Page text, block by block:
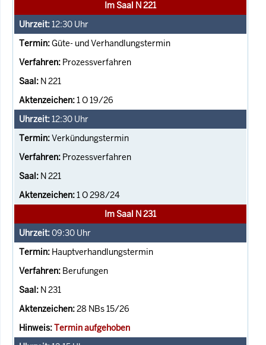
Im Saal N 221
12:30 Uhr
Güte- und Verhandlungstermin
Prozessverfahren
N 221
1 O 19/26
12:30 Uhr
Verkündungstermin
Prozessverfahren
N 221
1 O 298/24
Im Saal N 231
09:30 Uhr
Hauptverhandlungstermin
Berufungen
N 231
28 NBs 15/26
Termin aufgehoben